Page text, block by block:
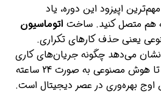
اپیزود این دوره، یاد
هم متصل کنید. ساخت اتوماسیون
یعنی حذف کارهای تکراری.
می‌دهد چگونه جریان‌های کاری
(Workflows) خودکار بسازید تا هوش مصنوعی به صورت 24 ساعته
اوج بهره‌وری در عصر دیجیتال است.